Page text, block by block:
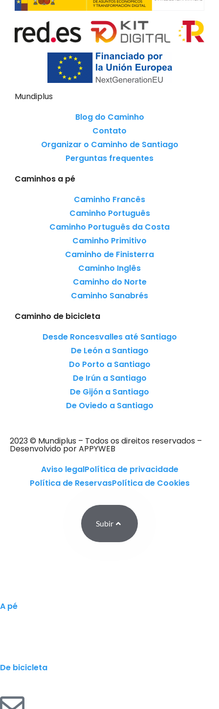
Mundiplus
Blog do Caminho
Contato
Organizar o Caminho de Santiago
Perguntas frequentes
Caminhos a pé
Caminho Francês
Caminho Português
Caminho Português da Costa
Caminho Primitivo
Caminho de Finisterra
Caminho Inglês
Caminho do Norte
Caminho Sanabrés
Caminho de bicicleta
Desde Roncesvalles até Santiago
De León a Santiago
Do Porto a Santiago
De Irún a Santiago
De Gijón a Santiago
De Oviedo a Santiago
2023 © Mundiplus – Todos os direitos reservados –
Desenvolvido por APPYWEB
Aviso legalPolítica de privacidade
Política de ReservasPolítica de Cookies
Subir
A pé
De bicicleta